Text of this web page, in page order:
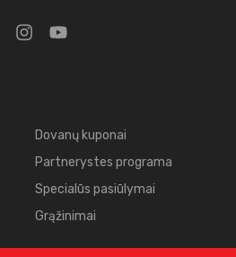
Dovanų kuponai
Partnerystes programa
Specialūs pasiūlymai
Grąžinimai